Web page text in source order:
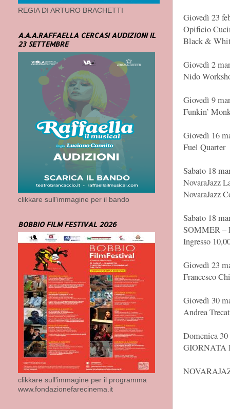
Giovedì 23
Opificio
Black &
Giovedì 2
Nido
Giovedì 9
Funkin’
Giovedì 16
Fuel Quarter
Sabato 18
NovaraJazz
NovaraJazz
Sabato 18
SOMMER –
Ingresso
Giovedì 23
Francesco
Giovedì 30
Andrea
Domenica
GIORNATA
REGIA DI ARTURO BRACHETTI
A.A.A.RAFFAELLA CERCASI AUDIZIONI IL
23 SETTEMBRE
clikkare sull'immagine per il bando
BOBBIO FILM FESTIVAL 2026
clikkare sull'immagine per il programma
www.fondazionefarecinema.it